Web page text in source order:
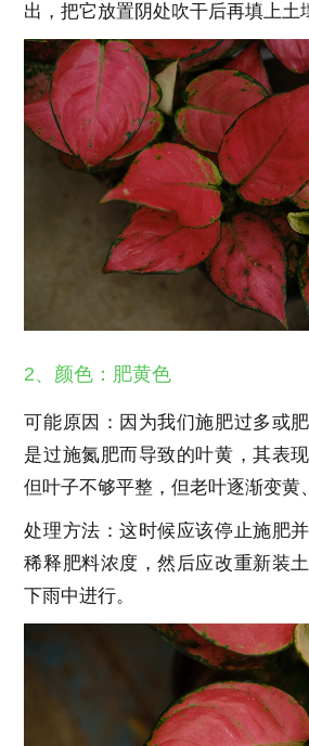
出，把它放置阴处吹干后再填上土
2、颜色：肥黄色
可能原因：因为我们施肥过多或
是过施氮肥而导致的叶黄，其表
但叶子不够平整，但老叶逐渐变黄
处理方法：这时候应该停止施肥
稀释肥料浓度，然后应改重新装
下雨中进行。